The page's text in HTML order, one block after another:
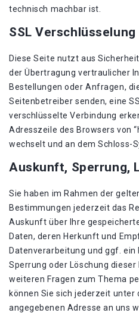
technisch machbar ist.
SSL Verschlüsselung
Diese Seite nutzt aus
der Übertragung vertraulicher
Bestellungen oder Anfragen,
Seitenbetreiber senden, eine
verschlüsselte Verbindung
Adresszeile des Browsers von
wechselt und an dem Schloss-
Auskunft, Sperrung,
Sie haben im Rahmen der
Bestimmungen jederzeit das
Auskunft über Ihre
Daten, deren Herkunft und
Datenverarbeitung und ggf.
Sperrung oder Löschung
weiteren Fragen zum Thema
können Sie sich jederzeit unter
angegebenen Adresse an uns